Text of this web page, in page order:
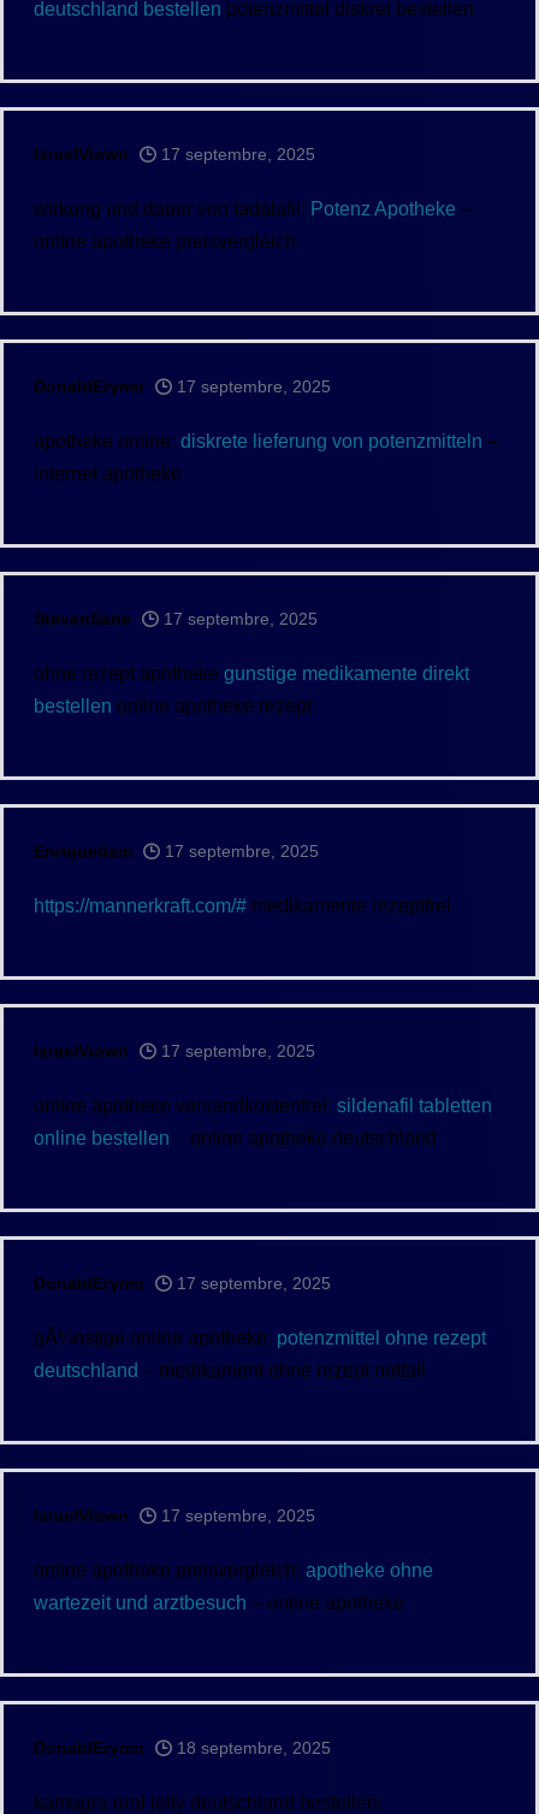
deutschland bestellen potenzmittel diskret bestellen
IsraelViown 17 septembre, 2025
wirkung und dauer von tadalafil: Potenz Apotheke –
online apotheke preisvergleich
DonaldErymn 17 septembre, 2025
apotheke online: diskrete lieferung von potenzmitteln –
internet apotheke
StevenSarie 17 septembre, 2025
ohne rezept apotheke gunstige medikamente direkt
bestellen online apotheke rezept
Enriquedam 17 septembre, 2025
https://mannerkraft.com/# medikamente rezeptfrei
IsraelViown 17 septembre, 2025
online apotheke versandkostenfrei: sildenafil tabletten
online bestellen – online apotheke deutschland
DonaldErymn 17 septembre, 2025
gÃ¼nstige online apotheke: potenzmittel ohne rezept
deutschland – medikament ohne rezept notfall
IsraelViown 17 septembre, 2025
online apotheke preisvergleich: apotheke ohne
wartezeit und arztbesuch – online apotheke
DonaldErymn 18 septembre, 2025
kamagra oral jelly deutschland bestellen: